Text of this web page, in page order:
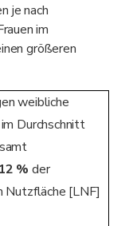
je nach
im
größeren
weibliche
Durchschnitt
12 % der
Nutzfläche [LNF]